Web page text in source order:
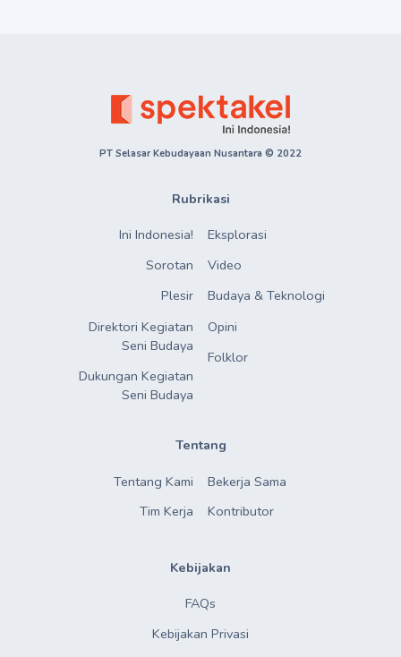
PT Selasar Kebudayaan Nusantara © 2022
Rubrikasi
Ini Indonesia!
Sorotan
Plesir
Direktori Kegiatan
Seni Budaya
Dukungan Kegiatan
Seni Budaya
Eksplorasi
Video
Budaya & Teknologi
Opini
Folklor
Tentang
Tentang Kami
Tim Kerja
Bekerja Sama
Kontributor
Kebijakan
FAQs
Kebijakan Privasi